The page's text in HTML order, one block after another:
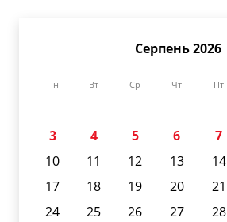
Серпень 2026
Пн Вт Ср Чт Пт
3
4 5 6 7
10
11 12 13 14
17
18 19 20 21
24
25 26 27 28